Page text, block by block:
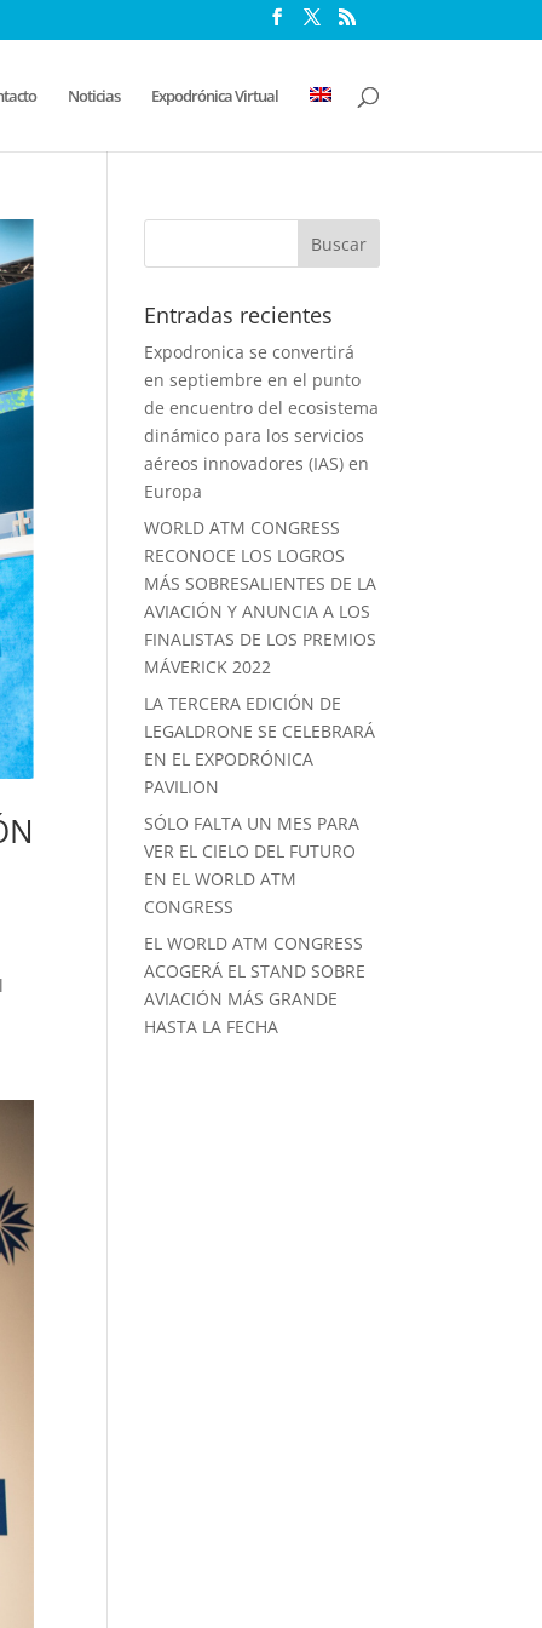
Noticias Expodrónica Virtual
Entradas recientes
Expodronica se convertirá
en septiembre en el punto
de encuentro del ecosistema
dinámico para los servicios
aéreos innovadores (IAS) en
Europa
WORLD ATM CONGRESS
RECONOCE LOS LOGROS
MÁS SOBRESALIENTES DE LA
AVIACIÓN Y ANUNCIA A LOS
FINALISTAS DE LOS PREMIOS
MÁVERICK 2022
LA TERCERA EDICIÓN DE
LEGALDRONE SE CELEBRARÁ
EN EL EXPODRÓNICA
PAVILION
SÓLO FALTA UN MES PARA
VER EL CIELO DEL FUTURO
EN EL WORLD ATM
CONGRESS
EL WORLD ATM CONGRESS
ACOGERÁ EL STAND SOBRE
AVIACIÓN MÁS GRANDE
HASTA LA FECHA